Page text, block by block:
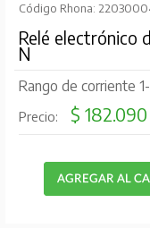
Código Rhona:
Relé electrónico
N
Rango de corriente
Precio: $ 182.090